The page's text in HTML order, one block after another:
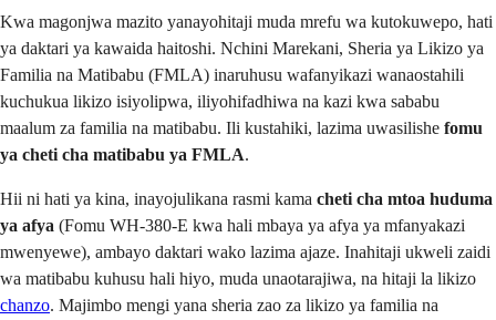
Kwa magonjwa mazito yanayohitaji muda mrefu wa kutokuwepo, hati
ya daktari ya kawaida haitoshi. Nchini Marekani, Sheria ya Likizo ya
Familia na Matibabu (FMLA) inaruhusu wafanyikazi wanaostahili
kuchukua likizo isiyolipwa, iliyohifadhiwa na kazi kwa sababu
maalum za familia na matibabu. Ili kustahiki, lazima uwasilishe fomu
ya cheti cha matibabu ya FMLA.
Hii ni hati ya kina, inayojulikana rasmi kama cheti cha mtoa huduma
ya afya (Fomu WH-380-E kwa hali mbaya ya afya ya mfanyakazi
mwenyewe), ambayo daktari wako lazima ajaze. Inahitaji ukweli zaidi
wa matibabu kuhusu hali hiyo, muda unaotarajiwa, na hitaji la likizo
chanzo. Majimbo mengi yana sheria zao za likizo ya familia na